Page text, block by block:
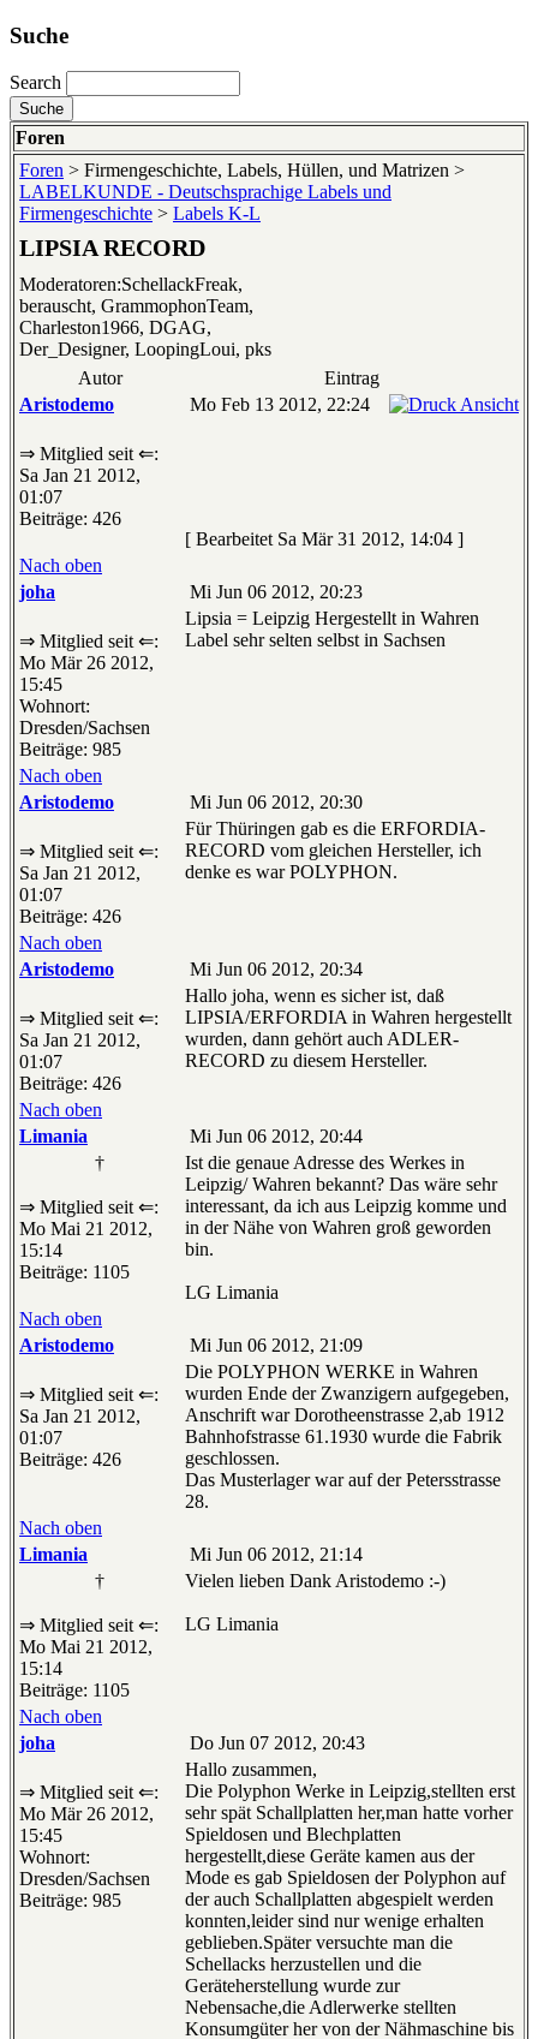
Suche
Search
Foren
Foren > Firmengeschichte, Labels, Hüllen, und Matrizen >
LABELKUNDE - Deutschsprachige Labels und
Firmengeschichte > Labels K-L
LIPSIA RECORD
Moderatoren:SchellackFreak,
berauscht, GrammophonTeam,
Charleston1966, DGAG,
Der_Designer, LoopingLoui, pks
Autor
Eintrag
Aristodemo
Mo Feb 13 2012, 22:24
⇒ Mitglied seit ⇐:
Sa Jan 21 2012,
01:07
Beiträge: 426
[ Bearbeitet Sa Mär 31 2012, 14:04 ]
Nach oben
joha
Mi Jun 06 2012, 20:23
⇒ Mitglied seit ⇐:
Mo Mär 26 2012,
15:45
Wohnort:
Dresden/Sachsen
Beiträge: 985
Lipsia = Leipzig Hergestellt in Wahren
Label sehr selten selbst in Sachsen
Nach oben
Aristodemo
Mi Jun 06 2012, 20:30
⇒ Mitglied seit ⇐:
Sa Jan 21 2012,
01:07
Beiträge: 426
Für Thüringen gab es die ERFORDIA-
RECORD vom gleichen Hersteller, ich
denke es war POLYPHON.
Nach oben
Aristodemo
Mi Jun 06 2012, 20:34
⇒ Mitglied seit ⇐:
Sa Jan 21 2012,
01:07
Beiträge: 426
Hallo joha, wenn es sicher ist, daß
LIPSIA/ERFORDIA in Wahren hergestellt
wurden, dann gehört auch ADLER-
RECORD zu diesem Hersteller.
Nach oben
Limania
Mi Jun 06 2012, 20:44
†
⇒ Mitglied seit ⇐:
Mo Mai 21 2012,
15:14
Beiträge: 1105
Ist die genaue Adresse des Werkes in
Leipzig/ Wahren bekannt? Das wäre sehr
interessant, da ich aus Leipzig komme und
in der Nähe von Wahren groß geworden
bin.
LG Limania
Nach oben
Aristodemo
Mi Jun 06 2012, 21:09
⇒ Mitglied seit ⇐:
Sa Jan 21 2012,
01:07
Beiträge: 426
Die POLYPHON WERKE in Wahren
wurden Ende der Zwanzigern aufgegeben,
Anschrift war Dorotheenstrasse 2,ab 1912
Bahnhofstrasse 61.1930 wurde die Fabrik
geschlossen.
Das Musterlager war auf der Petersstrasse
28.
Nach oben
Limania
Mi Jun 06 2012, 21:14
†
⇒ Mitglied seit ⇐:
Mo Mai 21 2012,
15:14
Beiträge: 1105
Vielen lieben Dank Aristodemo :-)
LG Limania
Nach oben
joha
Do Jun 07 2012, 20:43
⇒ Mitglied seit ⇐:
Mo Mär 26 2012,
15:45
Wohnort:
Dresden/Sachsen
Beiträge: 985
Hallo zusammen,
Die Polyphon Werke in Leipzig,stellten erst
sehr spät Schallplatten her,man hatte vorher
Spieldosen und Blechplatten
hergestellt,diese Geräte kamen aus der
Mode es gab Spieldosen der Polyphon auf
der auch Schallplatten abgespielt werden
konnten,leider sind nur wenige erhalten
geblieben.Später versuchte man die
Schellacks herzustellen und die
Geräteherstellung wurde zur
Nebensache,die Adlerwerke stellten
Konsumgüter her von der Nähmaschine bis